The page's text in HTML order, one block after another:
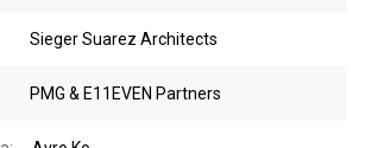
Sieger Suarez Architects
PMG & E11EVEN Partners